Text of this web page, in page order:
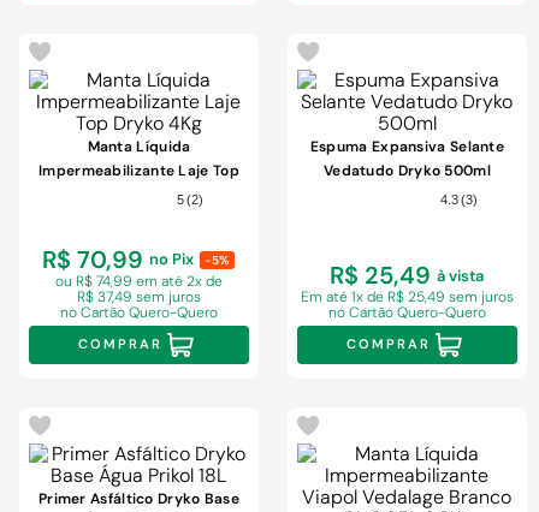
Manta Líquida
Impermeabilizante Laje Top
5 (2)
R$ 70,99 no Pix -5%
ou R$ 74,99 em até 2x de
R$ 37,49 sem juros
no Cartão Quero-Quero
COMPRAR
Espuma Expansiva Selante
Vedatudo Dryko 500ml
4.3(3)
R$ 25,49 à vista
Em até 1x de R$ 25,49 sem juros
no Cartão Quero-Quero
COMPRAR
Primer Asfáltico Dryko Base